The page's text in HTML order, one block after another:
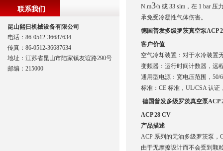
N.m3/h 或 33 slm，在 1 bar
承免受冷凝性气体伤害。
德国普发多级罗茨真空泵ACP
客户价值
空气冷却装置：对于水冷装置
变频器：运行时间计数器，远
通用型电源：宽电压范围，50/
标准：CE 标准，UL/CSA 认证
德国普发多级罗茨真空泵ACP
ACP 28 CV
产品描述
ACP 系列的无油多级罗茨泵，
由于无摩擦设计而不会受到颗
联系我们
昆山熙日机械设备有限公司
电话：86-0512-36687634
传真：86-0512-36687634
地址：江苏省昆山市陆家镇友谊路290号
邮编：215000